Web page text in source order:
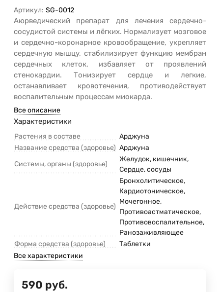
Артикул: SG-0012
Аюрведический препарат для лечения сердечно-
сосудистой системы и лёгких. Нормализует мозговое
и сердечно-коронарное кровообращение, укрепляет
сердечную мышцу, стабилизирует функцию мембран
сердечных клеток, избавляет от проявлений
стенокардии. Тонизирует сердце и легкие,
останавливает кровотечения, противодействует
воспалительным процессам миокарда.
Все описание
Характеристики
Растения в составе
Арджуна
Название средства (здоровье) Арджуна
Системы, органы (здоровье)
Желудок, кишечник,
Сердце, сосуды
Действие средства (здоровье)
Бронхолитическое,
Кардиотоническое,
Мочегонное,
Противоастматическое,
Противовоспалительное,
Ранозаживляющее
Форма средства (здоровье)
Таблетки
Все характеристики
590 руб.